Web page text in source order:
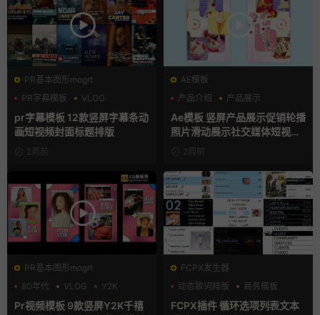
PR基本图形mogrt
PR字幕模板
VLOG
人物介绍
pr字幕模板 12款竖屏字幕条动
画短视频封面标题排版
2周前
AE模板
产品介绍
产品展示
卡通模板
Ae模板 竖屏产品展示促销轮播
照片滑动展示社交媒体短视频
片头2周前
PR基本图形mogrt
80年代
VLOG Y2K
Pr视频模板 9款竖屏Y2K千禧
FCPX发生器
动态歌词排版
商务模板
字幕模板
FCPX插件 循环选项列表文本